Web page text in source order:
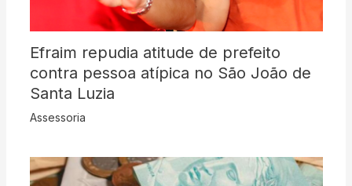
Efraim repudia atitude de prefeito
contra pessoa atípica no São João de
Santa Luzia
Assessoria